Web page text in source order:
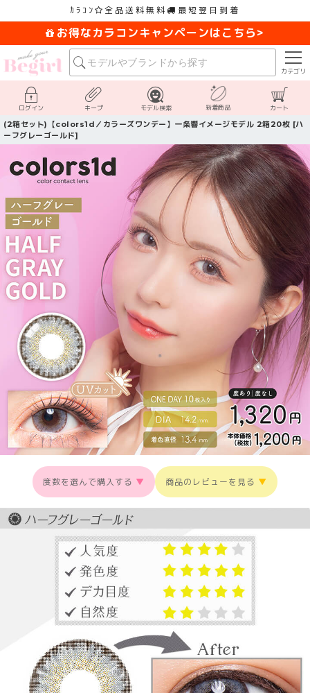
ｶﾗｺﾝ 全品送料無料 最短翌日到着
お得なカラコンキャンペーンはこちら>
カテゴリ
ログイン キープ モデル検索 新着商品 カート
(2箱セット)【colors1d／カラーズワンデー】一条響イメージモデル 2箱20枚 [ハ
ーフグレーゴールド]
度数を選んで購入する ▼ 商品のレビューを見る ▼